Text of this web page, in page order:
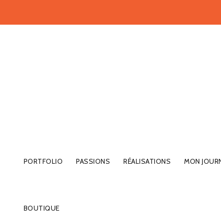
PORTFOLIO PASSIONS RÉALISATIONS MON
BOUTIQUE